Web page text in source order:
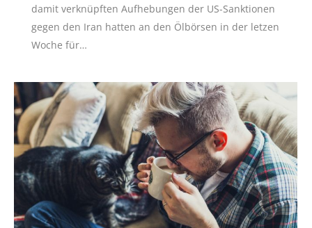
damit verknüpften Aufhebungen der US-Sanktionen
gegen den Iran hatten an den Ölbörsen in der letzen
Woche für…